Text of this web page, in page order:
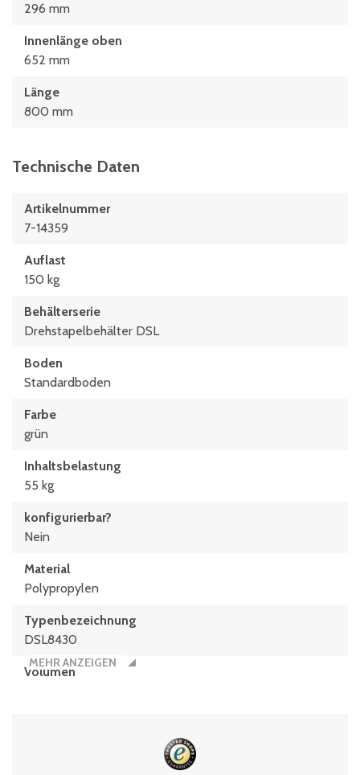
296 mm
Innenlänge oben
652 mm
Länge
800 mm
Technische Daten
Artikelnummer
7-14359
Auflast
150 kg
Behälterserie
Drehstapelbehälter DSL
Boden
Standardboden
Farbe
grün
Inhaltsbelastung
55 kg
konfigurierbar?
Nein
Material
Polypropylen
Typen­be­zeich­nung
DSL8430
Volumen
MEHR ANZEIGEN